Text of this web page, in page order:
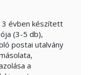
3 évben készített
(3-5 db),
postai utalvány
a